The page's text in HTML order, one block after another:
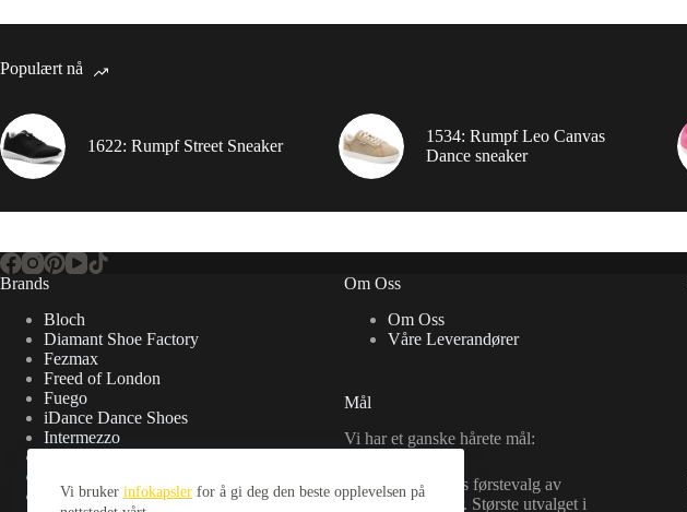
Vi bruker infokapsler for å gi deg den beste opplevelsen på
Populært nå
1622: Rumpf Street Sneaker
1534: Rumpf Leo Canvas
Dance sneaker
Brands
Bloch
Diamant Shoe Factory
Fezmax
Freed of London
Fuego
iDance Dance Shoes
Intermezzo
PortDance
Om Oss
Om Oss
Våre Leverandører
Mål
Vi har et ganske hårete mål:
Vi skal bli Norges førstevalg av
danseskobutikker. Største utvalget i